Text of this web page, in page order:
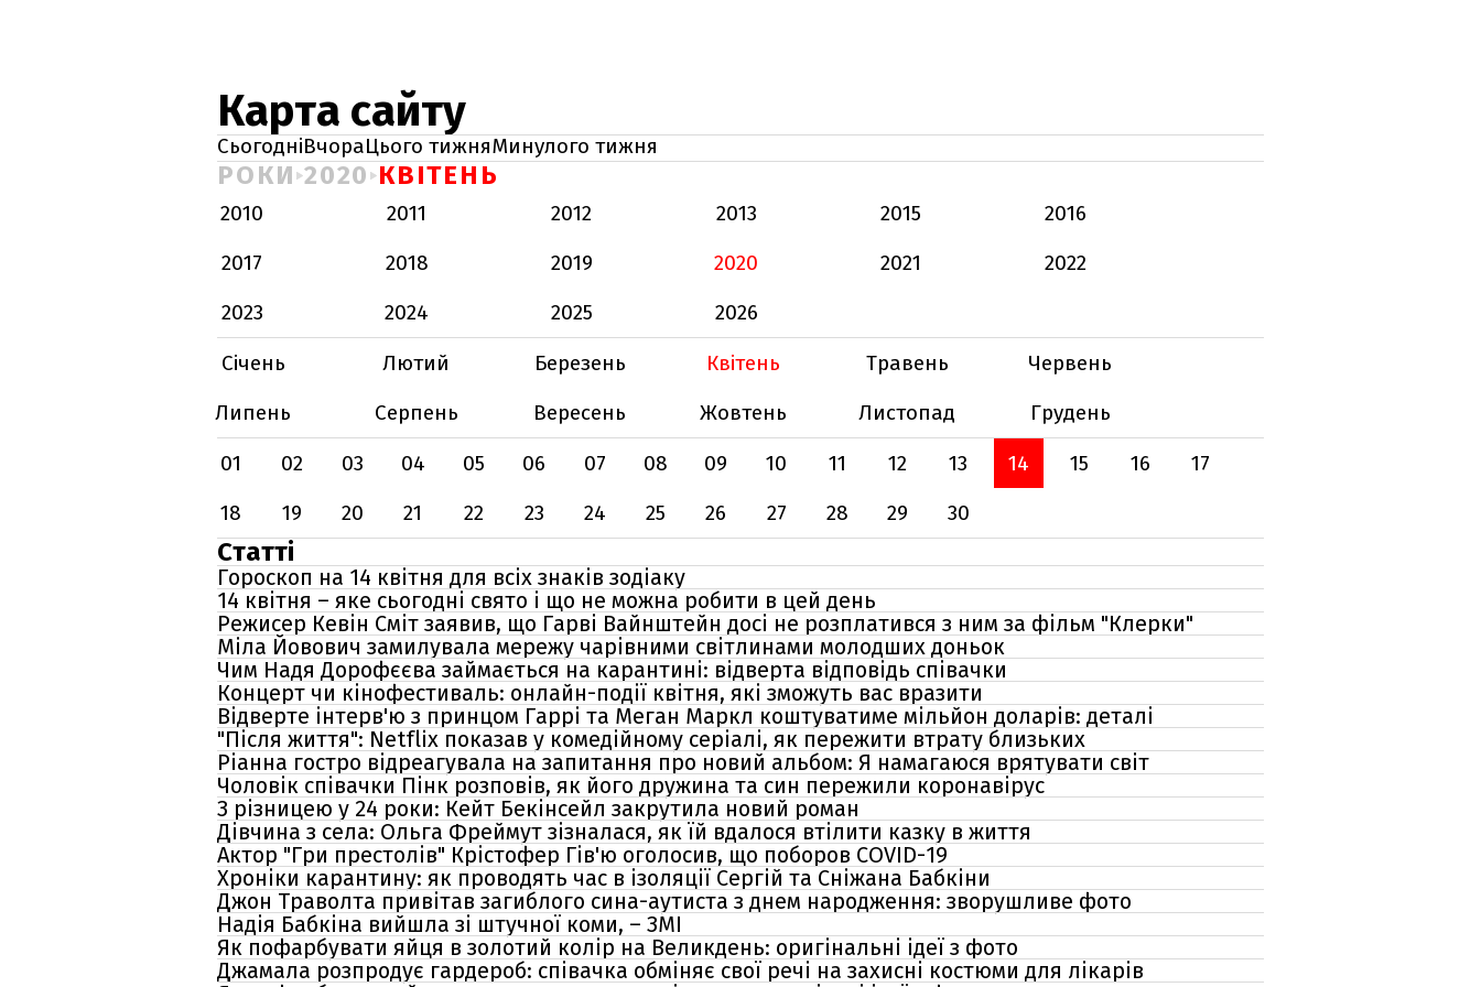
Карта сайту
СьогодніВчораЦього тижняМинулого тижня
РОКИ 2020 КВІТЕНЬ
2010 2011 2012 2013 2015
2016
2017
2018 2019 2020 2021
2022
2023
2024 2025
2026
Січень
Лютий Березень Квітень Травень
Червень
Липень
Серпень Вересень Жовтень Листопад
Грудень
01
02 03 04 05 06 07 08 09 10 11 12 13 14 15 16
17
18
19 20 21 22 23 24 25 26 27 28 29 30
Статті
Гороскоп на 14 квітня для всіх знаків зодіаку
14 квітня – яке сьогодні свято і що не можна робити в цей день
Режисер Кевін Сміт заявив, що Гарві Вайнштейн досі не розплатився з ним за фільм "Клерки"
Міла Йовович замилувала мережу чарівними світлинами молодших доньок
Чим Надя Дорофєєва займається на карантині: відверта відповідь співачки
Концерт чи кінофестиваль: онлайн-події квітня, які зможуть вас вразити
Відверте інтерв'ю з принцом Гаррі та Меган Маркл коштуватиме мільйон доларів: деталі
"Після життя": Netflix показав у комедійному серіалі, як пережити втрату близьких
Ріанна гостро відреагувала на запитання про новий альбом: Я намагаюся врятувати світ
Чоловік співачки Пінк розповів, як його дружина та син пережили коронавірус
З різницею у 24 роки: Кейт Бекінсейл закрутила новий роман
Дівчина з села: Ольга Фреймут зізналася, як їй вдалося втілити казку в життя
Актор "Гри престолів" Крістофер Гів'ю оголосив, що поборов COVID-19
Хроніки карантину: як проводять час в ізоляції Сергій та Сніжана Бабкіни
Джон Траволта привітав загиблого сина-аутиста з днем народження: зворушливе фото
Надія Бабкіна вийшла зі штучної коми, – ЗМІ
Як пофарбувати яйця в золотий колір на Великдень: оригінальні ідеї з фото
Джамала розпродує гардероб: співачка обміняє свої речі на захисні костюми для лікарів